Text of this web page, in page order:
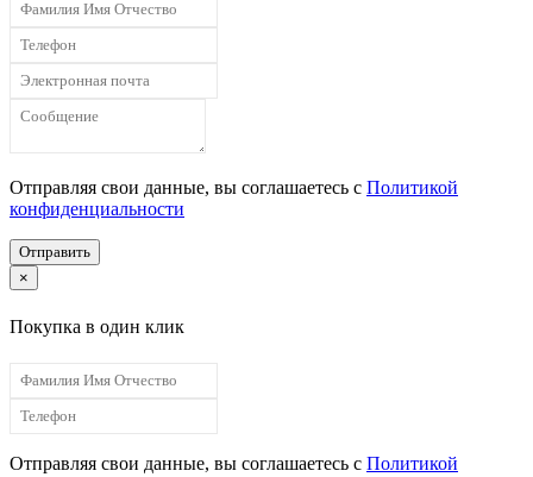
Отправляя свои данные, вы соглашаетесь с Политикой
конфиденциальности
Отправить
×
Покупка в один клик
Отправляя свои данные, вы соглашаетесь с Политикой